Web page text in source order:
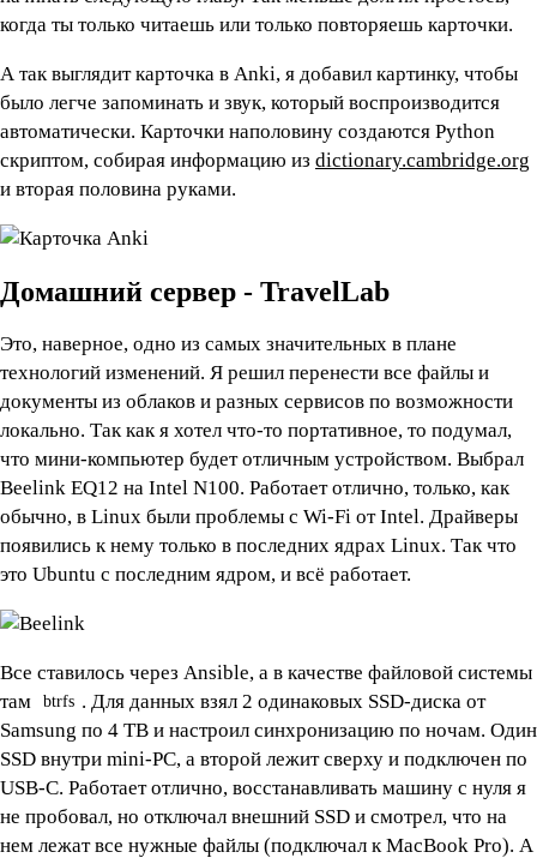
когда ты только читаешь или только повторяешь карточки.
А так выглядит карточка в Anki, я добавил картинку, чтобы
было легче запоминать и звук, который воспроизводится
автоматически. Карточки наполовину создаются Python
скриптом, собирая информацию из dictionary.cambridge.org
и вторая половина руками.
Домашний сервер - TravelLab
Это, наверное, одно из самых значительных в плане
технологий изменений. Я решил перенести все файлы и
документы из облаков и разных сервисов по возможности
локально. Так как я хотел что-то портативное, то подумал,
что мини-компьютер будет отличным устройством. Выбрал
Beelink EQ12 на Intel N100. Работает отлично, только, как
обычно, в Linux были проблемы с Wi-Fi от Intel. Драйверы
появились к нему только в последних ядрах Linux. Так что
это Ubuntu с последним ядром, и всё работает.
Все ставилось через Ansible, а в качестве файловой системы
там
btrfs . Для данных взял 2 одинаковых SSD-диска от
Samsung по 4 TB и настроил синхронизацию по ночам. Один
SSD внутри mini-PC, а второй лежит сверху и подключен по
USB-C. Работает отлично, восстанавливать машину с нуля я
не пробовал, но отключал внешний SSD и смотрел, что на
нем лежат все нужные файлы (подключал к MacBook Pro). А